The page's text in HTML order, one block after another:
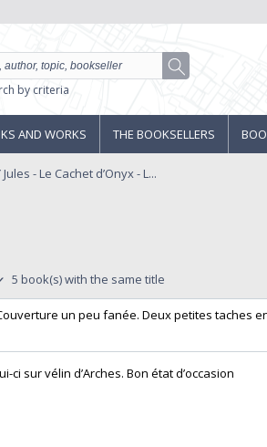
by criteria
AND WORKS THE BOOKSELLERS
Jules - Le Cachet d’Onyx - L...
5 book(s) with the same title
un peu fanée. Deux petites taches
sur vélin d’Arches. Bon état d’occasion